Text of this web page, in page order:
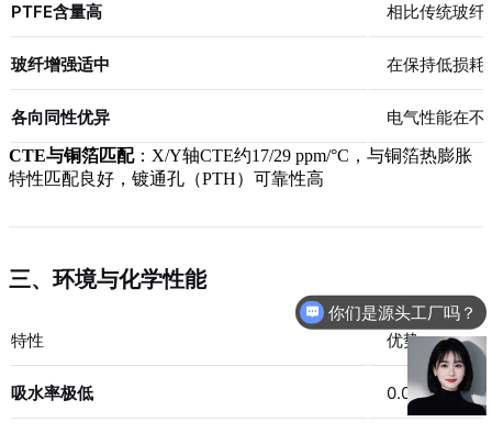
PTFE含量高 相比传统玻纤
玻纤增强适中 在保持低损耗
各向同性优异 电气性能在不
CTE与铜箔匹配：X/Y轴CTE约17/29 ppm/°C，与铜箔热膨胀
特性匹配良好，镀通孔（PTH）可靠性高
三、环境与化学性能
特性 优势
吸水率极低 0.022%，
你们是源头工厂吗？